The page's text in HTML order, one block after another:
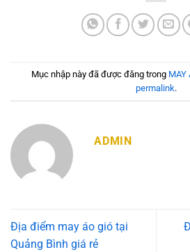
Mục nhập này đã được đăng trong MAY
permalink.
ADMIN
Địa điểm may áo gió tại
Quảng Bình giá rẻ